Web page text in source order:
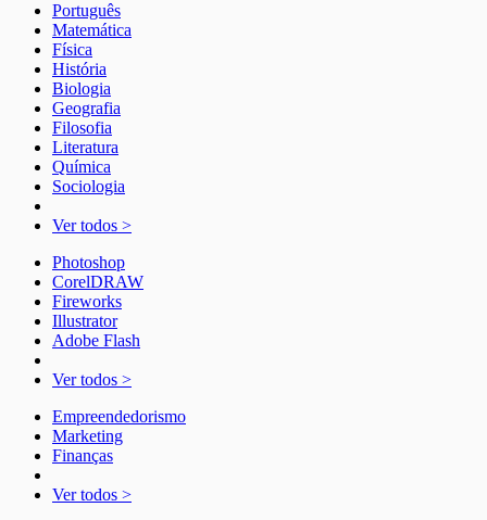
Português
Matemática
Física
História
Biologia
Geografia
Filosofia
Literatura
Química
Sociologia
Ver todos >
Photoshop
CorelDRAW
Fireworks
Illustrator
Adobe Flash
Ver todos >
Empreendedorismo
Marketing
Finanças
Ver todos >